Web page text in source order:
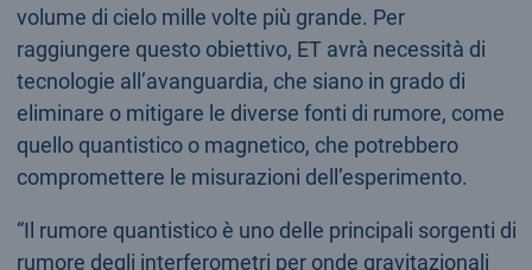
volume di cielo mille volte più grande. Per
raggiungere questo obiettivo, ET avrà necessità di
tecnologie all’avanguardia, che siano in grado di
eliminare o mitigare le diverse fonti di rumore, come
quello quantistico o magnetico, che potrebbero
compromettere le misurazioni dell’esperimento.
“Il rumore quantistico è uno delle principali sorgenti di
rumore degli interferometri per onde gravitazionali